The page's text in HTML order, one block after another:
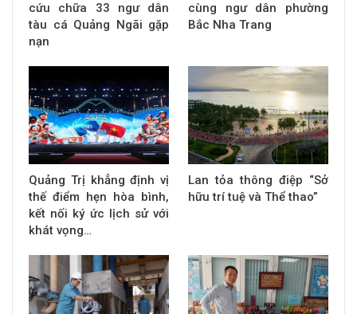
cứu chữa 33 ngư dân
tàu cá Quảng Ngãi gặp
nạn
cùng ngư dân phường
Bắc Nha Trang
Quảng Trị khẳng định vị
thế điểm hẹn hòa bình,
kết nối ký ức lịch sử với
khát vọng…
Lan tỏa thông điệp “Sở
hữu trí tuệ và Thể thao”